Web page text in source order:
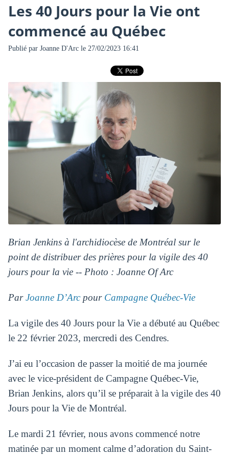
Les 40 Jours pour la Vie ont
commencé au Québec
Publié par Joanne D'Arcle 27/02/2023 16:41
Brian Jenkins à l'archidiocèse de Montréal sur le
point de distribuer des prières pour la vigile des 40
jours pour la vie -- Photo : Joanne Of Arc
ParJoanne D’Arcpour Campagne Québec-Vie
La vigile des 40 Jours pour la Vie a débuté au Québec
le 22 février 2023, mercredi des Cendres.
J’ai eu l’occasion de passer la moitié de ma journée
avec le vice-président de Campagne Québec-Vie,
Brian Jenkins, alors qu’il se préparait à la vigile des 40
Jours pour la Vie de Montréal.
Le mardi 21 février, nous avons commencé notre
matinée par un moment calme d’adoration du Saint-